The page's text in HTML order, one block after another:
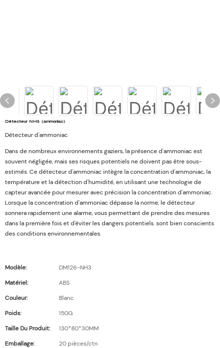
Détecteur NH3 (ammoniac)
Détecteur d'ammoniac
Dans de nombreux environnements gaziers, la présence d'ammoniac est
souvent négligée, mais ses risques potentiels ne doivent pas être sous-
estimés. Ce détecteur d'ammoniac intègre la concentration d'ammoniac, la
température et la détection d'humidité, en utilisant une technologie de
capteur avancée pour mesurer avec précision la concentration d'ammoniac.
Lorsque la concentration d'ammoniac dépasse la norme, le détecteur
sonnera rapidement une alarme, vous permettant de prendre des mesures
dans la première fois et d'éviter les dangers potentiels. sont bien conscients
des conditions environnementales.
Modèle:
DM126-NH3
Matériel:
ABS
Couleur:
Blanc
Poids:
150G
Taille Du Produit:
130*80*30MM
Emballage:
20 pièces/ctn